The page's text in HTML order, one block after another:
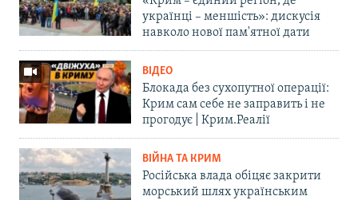
українці – меншість»: дискусія
навколо нової пам'ятної дати
ВІДЕО
Блокада без сухопутної операції:
Крим сам себе не заправить і не
прогодує | Крим.Реалії
ВІЙНА ТА КРИМ
Російська влада обіцяє закрити
морський шлях українським